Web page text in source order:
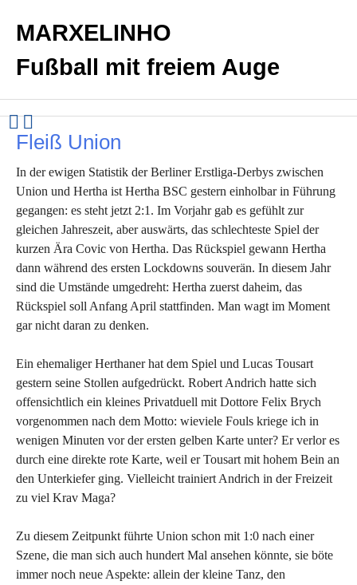
MARXELINHO
Fußball mit freiem Auge
Fleiß Union
In der ewigen Statistik der Berliner Erstliga-Derbys zwischen
Union und Hertha ist Hertha BSC gestern einholbar in Führung
gegangen: es steht jetzt 2:1. Im Vorjahr gab es gefühlt zur
gleichen Jahreszeit, aber auswärts, das schlechteste Spiel der
kurzen Ära Covic von Hertha. Das Rückspiel gewann Hertha
dann während des ersten Lockdowns souverän. In diesem Jahr
sind die Umstände umgedreht: Hertha zuerst daheim, das
Rückspiel soll Anfang April stattfinden. Man wagt im Moment
gar nicht daran zu denken.
Ein ehemaliger Herthaner hat dem Spiel und Lucas Tousart
gestern seine Stollen aufgedrückt. Robert Andrich hatte sich
offensichtlich ein kleines Privatduell mit Dottore Felix Brych
vorgenommen nach dem Motto: wieviele Fouls kriege ich in
wenigen Minuten vor der ersten gelben Karte unter? Er verlor es
durch eine direkte rote Karte, weil er Tousart mit hohem Bein an
den Unterkiefer ging. Vielleicht trainiert Andrich in der Freizeit
zu viel Krav Maga?
Zu diesem Zeitpunkt führte Union schon mit 1:0 nach einer
Szene, die man sich auch hundert Mal ansehen könnte, sie böte
immer noch neue Aspekte: allein der kleine Tanz, den